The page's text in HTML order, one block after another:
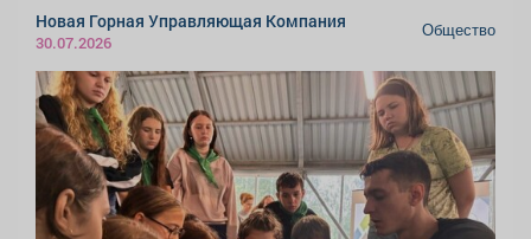
Новая Горная Управляющая Компания
30.07.2026
Общество